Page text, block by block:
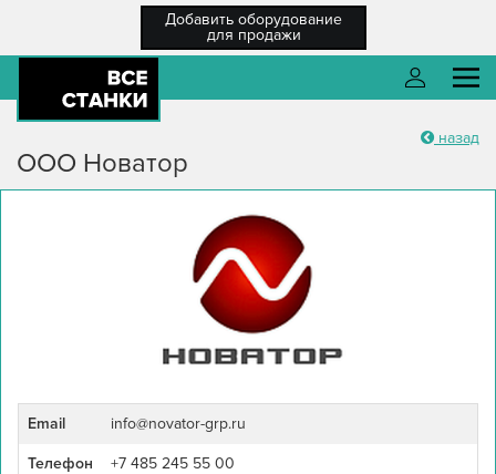
Добавить оборудование
для продажи
О компании
Каталог оборудования
Регистрация / Вход
Войти
Войти
назад
ООО Новатор
Email info@novator-grp.ru
Телефон
+7 485 245 55 00